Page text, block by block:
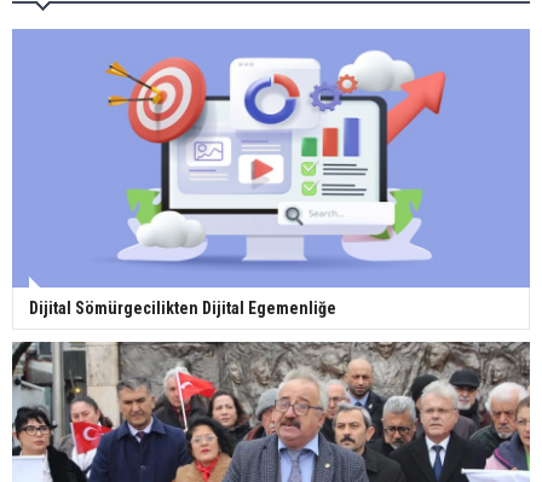
Dijital Sömürgecilikten Dijital Egemenliğe